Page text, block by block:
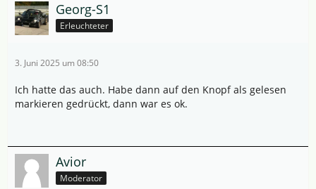
Georg-S1
Erleuchteter
3. Juni 2025 um 08:50
Ich hatte das auch. Habe dann auf den Knopf als gelesen
markieren gedrückt, dann war es ok.
Avior
Moderator